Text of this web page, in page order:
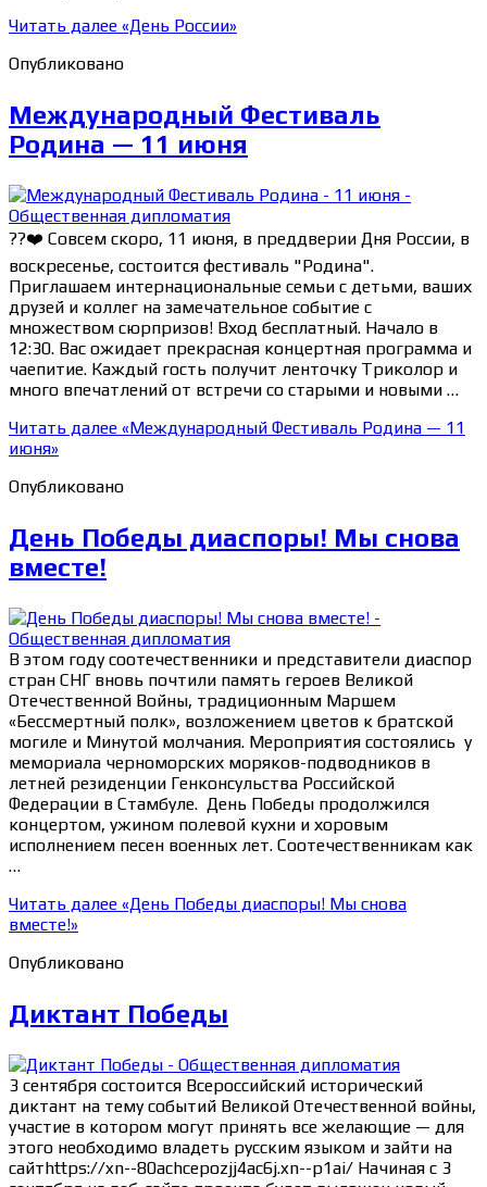
Читать далее «День России»
Опубликовано
Международный Фестиваль
Родина — 11 июня
??❤️ Совсем скоро, 11 июня, в преддверии Дня России, в
воскресенье, состоится фестиваль "Родина".
Приглашаем интернациональные семьи с детьми, ваших
друзей и коллег на замечательное событие с
множеством сюрпризов! Вход бесплатный. Начало в
12:30. Вас ожидает прекрасная концертная программа и
чаепитие. Каждый гость получит ленточку Триколор и
много впечатлений от встречи со старыми и новыми …
Читать далее «Международный Фестиваль Родина — 11
июня»
Опубликовано
День Победы диаспоры! Мы снова
вместе!
В этом году соотечественники и представители диаспор
стран СНГ вновь почтили память героев Великой
Отечественной Войны, традиционным Маршем
«Бессмертный полк», возложением цветов к братской
могиле и Минутой молчания. Мероприятия состоялись у
мемориала черноморских моряков-подводников в
летней резиденции Генконсульства Российской
Федерации в Стамбуле. День Победы продолжился
концертом, ужином полевой кухни и хоровым
исполнением песен военных лет. Соотечественникам как
…
Читать далее «День Победы диаспоры! Мы снова
вместе!»
Опубликовано
Диктант Победы
3 сентября состоится Всероссийский исторический
диктант на тему событий Великой Отечественной войны,
участие в котором могут принять все желающие — для
этого необходимо владеть русским языком и зайти на
сайтhttps://xn--80achcepozjj4ac6j.xn--p1ai/ Начиная с 3